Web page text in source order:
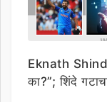
Eknath
का?”; शिंदे